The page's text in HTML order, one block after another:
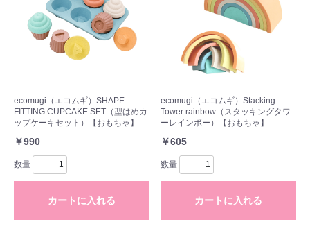
ecomugi（エコムギ）SHAPE
FITTING CUPCAKE SET（型はめカ
ップケーキセット）【おもちゃ】
￥990
数量
カートに入れる
ecomugi（エコムギ）Stacking
Tower rainbow（スタッキングタワ
ーレインボー）【おもちゃ】
￥605
数量
カートに入れる